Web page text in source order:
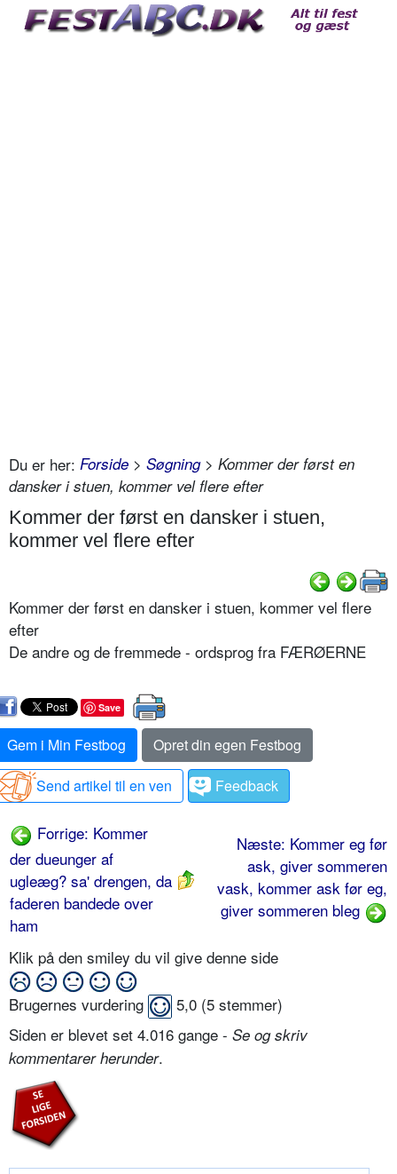
Du er her: Forside > Søgning> Kommer der først en
dansker i stuen, kommer vel flere efter
Kommer der først en dansker i stuen,
kommer vel flere efter
Kommer der først en dansker i stuen, kommer vel flere
efter
De andre og de fremmede - ordsprog fra FÆRØERNE
Save
Gem i Min Festbog
Opret din egen Festbog
Send artikel til en ven
Feedback
Forrige: Kommer
der dueunger af
ugleæg? sa' drengen, da
faderen bandede over
ham
Næste: Kommer eg før
ask, giver sommeren
vask, kommer ask før eg,
giver sommeren bleg
Klik på den smiley du vil give denne side
Brugernes vurdering 5,0 (5 stemmer)
Siden er blevet set 4.016 gange - Se og skriv
kommentarer herunder.